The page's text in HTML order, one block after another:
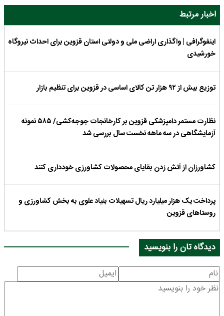
اخبار مرتبط
اینفوگرافی | واگذاری اراضی ملی و دولتی استان قزوین برای احداث نیروگاه
خورشیدی
توزیع بیش از ۹۲ هزار تن کالای اساسی در قزوین برای تنظیم بازار
نظارت مستمر دامپزشکی قزوین بر کارخانجات جوجه‌کشی/ ۵۸۵ نمونه
آزمایشگاهی در سه ماهه نخست سال بررسی شد
کشاورزان از آتش زدن بقایای محصولات کشاورزی خودداری کنند
پرداخت یک هزار میلیارد ریال تسهیلات بنیاد علوی به بخش کشاورزی و
روستاهای قزوین
دیدگاه تان را بنویسید